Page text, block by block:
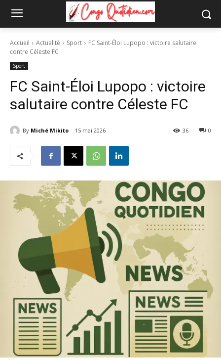
Accueil Actualité Sport
FC Saint-Éloi Lupopo : victoire salutaire
contre Céleste FC
Sport
FC Saint-Éloi Lupopo : victoire
salutaire contre Céleste FC
By Miché Mikito 15 mai 2026 0
36